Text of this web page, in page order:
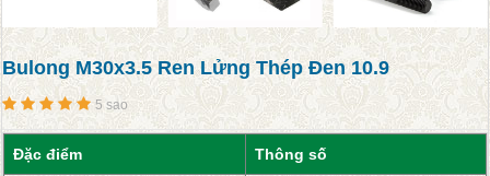
Bulong M30x3.5 Ren Lửng Thép Đen 10.9
5 sao
Đặc điểm Thông số